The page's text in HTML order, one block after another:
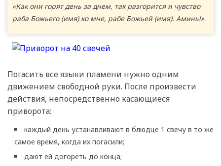
«Как они горят день за днем, так разгорится и чувство
раба Божьего (имя) ко мне, рабе Божьей (имя). Аминь!»
Погасить все языки пламени нужно одним
движением свободной руки. После произвести
действия, непосредственно касающиеся
приворота:
каждый день устанавливают в блюдце 1 свечу в то же
самое время, когда их погасили;
дают ей догореть до конца;